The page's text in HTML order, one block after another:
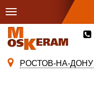
РОСТОВ-НА-ДОНУ